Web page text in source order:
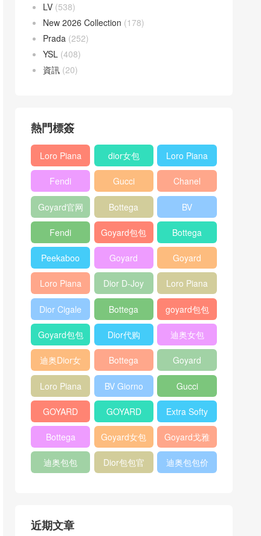
LV (538)
New 2026 Collection (178)
Prada (252)
YSL (408)
資訊 (20)
熱門標簽
Loro Piana
L19
Shoulder
Bag
dior女包
Loro Piana
L19
Crossbody
Bag
Fendi
Baguette
bag
Gucci
Horsebit
1955 bag
Chanel
25bag
Goyard官网
Bottega
veneta包包
BV
Pinacoteca
tote bag
Fendi
Peekaboo
bag
Goyard包包
多少钱
Bottega
veneta女包
Peekaboo
ISeeU中號
手提包
Goyard
Crossbody
Bag
Goyard
Shoulder
Bag
Loro Piana
L19 Clutch
Bag
Dior D-Joy
mini bag
Loro Piana
Extra
Pocket L19
Dior Cigale
Handbag
Bottega
Veneta
Andiamo
shoulder
bag
goyard包包
官方旗艦店
Goyard包包
价格
Dior代购 迪奥女包
迪奥Dior女
包
Bottega
veneta官网
Goyard
Notebook
Cover
Loro Piana
Bucket Bag
BV Giorno
clutch bag
Gucci
horsebit
bag
GOYARD
Pet Tote
Bag
GOYARD
Bifold Wallet
Extra Softy
Bag L33
Bottega
Veneta
Woven Tote
Goyard女包 Goyard戈雅
迪奥包包
Dior包包官
迪奥包包价
近期文章